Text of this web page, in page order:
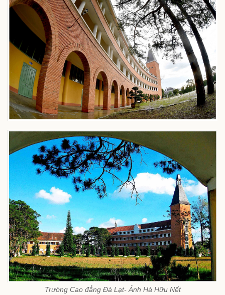
Trường Cao đẳng Đà Lạt- Ảnh Hà Hữu Nết